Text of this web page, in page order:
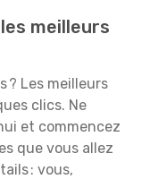
meilleurs
? Les meilleurs
clics. Ne
et commencez
que vous allez
: vous,